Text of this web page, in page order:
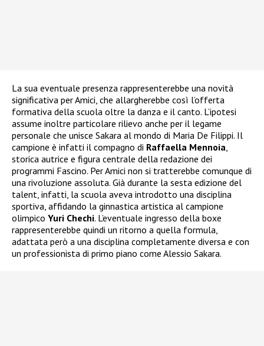
La sua eventuale presenza rappresenterebbe una novità
significativa per Amici, che allargherebbe così l’offerta
formativa della scuola oltre la danza e il canto. L’ipotesi
assume inoltre particolare rilievo anche per il legame
personale che unisce Sakara al mondo di Maria De Filippi. Il
campione è infatti il compagno di Raffaella Mennoia
storica autrice e figura centrale della redazione dei
programmi Fascino. Per Amici non si tratterebbe comunque di
una rivoluzione assoluta. Già durante la sesta edizione del
talent, infatti, la scuola aveva introdotto una disciplina
sportiva, affidando la ginnastica artistica al campione
olimpico Yuri Chechi. L’eventuale ingresso della boxe
rappresenterebbe quindi un ritorno a quella formula,
adattata però a una disciplina completamente diversa e con
un professionista di primo piano come Alessio Sakara.